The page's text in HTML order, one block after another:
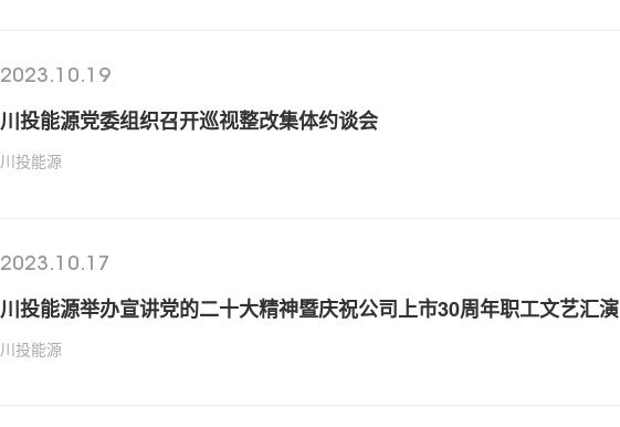
2023.10.19
川投能源党委组织召开巡视整改集体约谈会
川投能源
2023.10.17
川投能源举办宣讲党的二十大精神暨庆祝公司上市30周年职工文艺汇演
川投能源